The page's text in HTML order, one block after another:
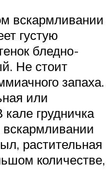
вскармливании
густую
бледно-
Не стоит
запаха.
или
грудничка
вскармливании
растительная
количестве,